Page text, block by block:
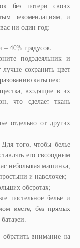
без потери своих
рекомендациям, и
ни один год:
– 40% градусов.
пододеяльник и
сохранить цвет
катышек;
входящие в их
что сделает ткань
отдельно от других
того, чтобы белье
его свободным
небольшая машинка,
и наволочек;
оборотах;
постельное белье и
месте, без прямых
обратить внимание на